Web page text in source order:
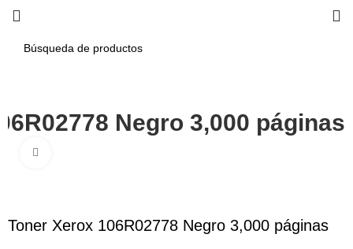
Negro 3,000 páginas
Toner Xerox 106R02778 Negro 3,000 páginas